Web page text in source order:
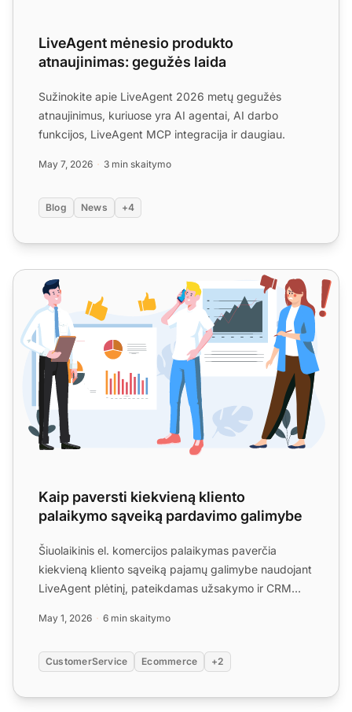
LiveAgent mėnesio produkto
atnaujinimas: gegužės laida
Sužinokite apie LiveAgent 2026 metų gegužės
atnaujinimus, kuriuose yra AI agentai, AI darbo
funkcijos, LiveAgent MCP integracija ir daugiau.
May 7, 2026 3 min skaitymo
Blog News +4
Kaip paversti kiekvieną kliento palaikymo sąveiką
Kaip paversti kiekvieną kliento
palaikymo sąveiką pardavimo galimybe
Šiuolaikinis el. komercijos palaikymas paverčia
kiekvieną kliento sąveiką pajamų galimybe naudojant
LiveAgent plėtinį, pateikdamas užsakymo ir CRM
May 1, 2026 6 min skaitymo
CustomerService Ecommerce +2